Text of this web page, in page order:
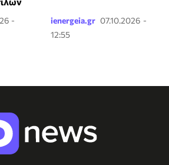
-
ienergeia.gr 07.10.2026 -
12:55